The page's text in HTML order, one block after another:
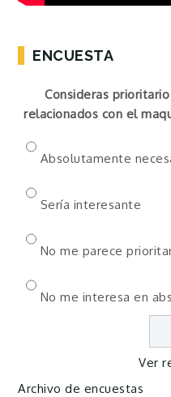
ENCUESTA
Consideras
relacionados con el
Absolutamente
Sería interesante
No me parece
No me interesa en
Ver
Archivo de encuestas